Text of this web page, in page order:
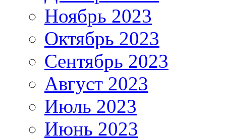
Ноябрь 2023
Октябрь 2023
Сентябрь 2023
Август 2023
Июль 2023
Июнь 2023